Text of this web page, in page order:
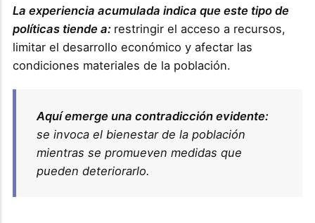
La experiencia acumulada indica que este tipo de
políticas tiende a: restringir el acceso a recursos,
limitar el desarrollo económico y afectar las
condiciones materiales de la población.
Aquí emerge una contradicción evidente:
se invoca el bienestar de la población
mientras se promueven medidas que
pueden deteriorarlo.